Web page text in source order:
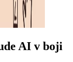
AI v boji